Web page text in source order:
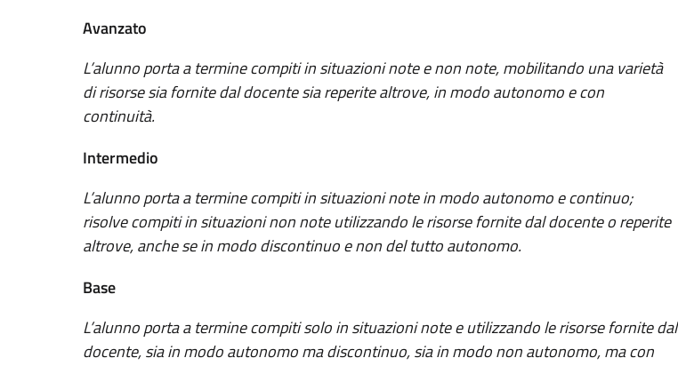
Avanzato
L’alunno porta a termine compiti in situazioni note e non note, mobilitando una varietà
di risorse sia fornite dal docente sia reperite altrove, in modo autonomo e con
continuità.
Intermedio
L’alunno porta a termine compiti in situazioni note in modo autonomo e continuo;
risolve compiti in situazioni non note utilizzando le risorse fornite dal docente o reperite
altrove, anche se in modo discontinuo e non del tutto autonomo.
Base
L’alunno porta a termine compiti solo in situazioni note e utilizzando le risorse fornite dal
docente, sia in modo autonomo ma discontinuo, sia in modo non autonomo, ma con